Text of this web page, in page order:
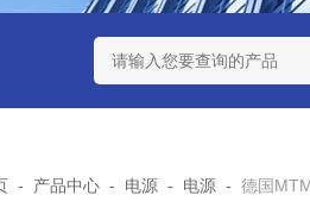
08 M 02 PSK-TSL 瑞典AQ液
- 产品中心 - 电源 - 电源 - 德国